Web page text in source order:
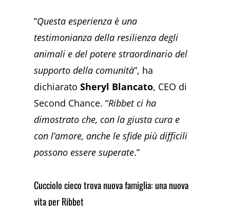
“Questa esperienza è una
testimonianza della resilienza degli
animali e del potere straordinario del
supporto della comunità”, ha
dichiaratoSheryl Blancato, CEO di
Second Chance. “Ribbet ci ha
dimostrato che, con la giusta cura e
con l’amore, anche le sfide più difficili
possono essere superate.”
Cucciolo cieco trova nuova famiglia: una nuova
vita per Ribbet